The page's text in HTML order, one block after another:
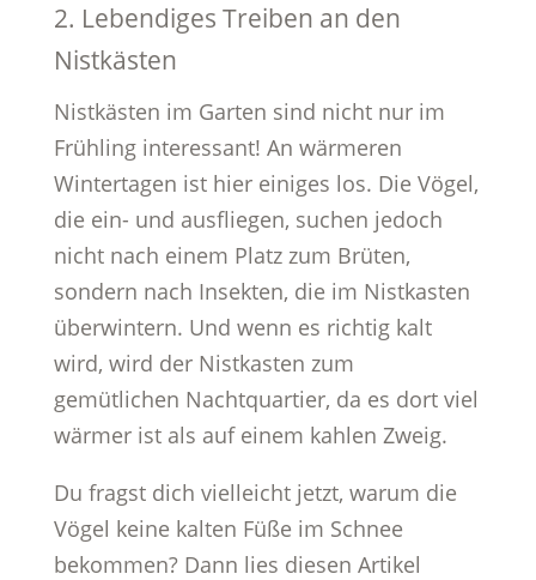
2. Lebendiges Treiben an den
Nistkästen
Nistkästen im Garten sind nicht nur im
Frühling interessant! An wärmeren
Wintertagen ist hier einiges los. Die Vögel,
die ein- und ausfliegen, suchen jedoch
nicht nach einem Platz zum Brüten,
sondern nach Insekten, die im Nistkasten
überwintern. Und wenn es richtig kalt
wird, wird der Nistkasten zum
gemütlichen Nachtquartier, da es dort viel
wärmer ist als auf einem kahlen Zweig.
Du fragst dich vielleicht jetzt, warum die
Vögel keine kalten Füße im Schnee
bekommen? Dann lies diesen Artikel